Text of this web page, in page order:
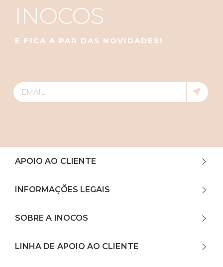
INOCOS
E FICA A PAR DAS NOVIDADES!
APOIO AO CLIENTE
INFORMAÇÕES LEGAIS
SOBRE A INOCOS
LINHA DE APOIO AO CLIENTE